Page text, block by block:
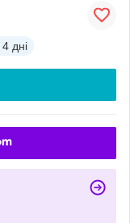
4 дні